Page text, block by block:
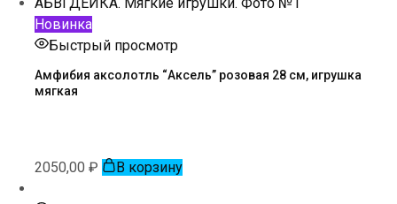
Новинка
Быстрый просмотр
Амфибия аксолотль “Аксель” розовая 28 см, игрушка
мягкая
2050,00 ₽ В корзину